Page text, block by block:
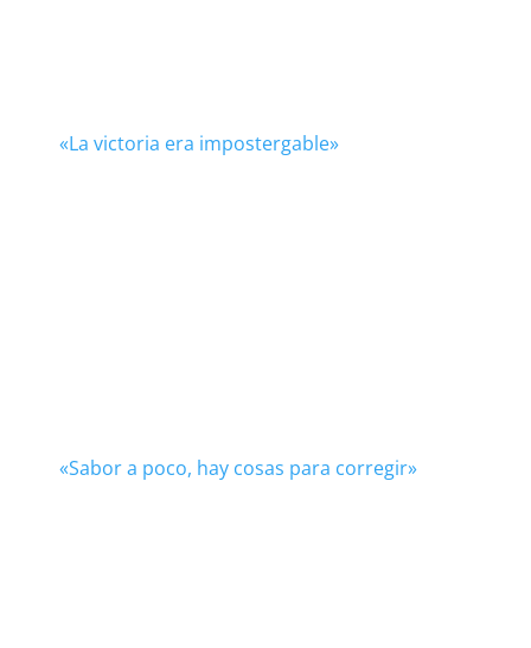
«La victoria era impostergable»
«Sabor a poco, hay cosas para corregir»